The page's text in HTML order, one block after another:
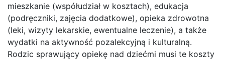
mieszkanie (współudział w kosztach), edukacja
(podręczniki, zajęcia dodatkowe), opieka zdrowotna
(leki, wizyty lekarskie, ewentualne leczenie), a także
wydatki na aktywność pozalekcyjną i kulturalną.
Rodzic sprawujący opiekę nad dziećmi musi te koszty